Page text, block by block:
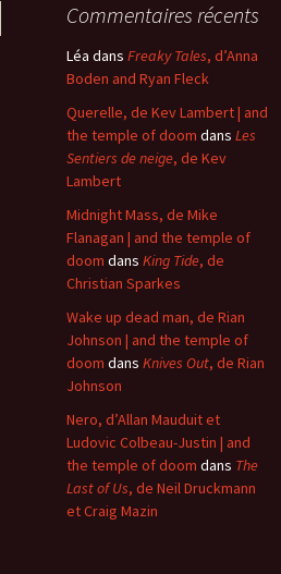
Commentaires récents
Léa dans Freaky Tales, d’Anna
Boden and Ryan Fleck
Querelle, de Kev Lambert | and
the temple of doom dans Les
Sentiers de neige, de Kev
Lambert
Midnight Mass, de Mike
Flanagan | and the temple of
doom dans King Tide, de
Christian Sparkes
Wake up dead man, de Rian
Johnson | and the temple of
doom dans Knives Out, de Rian
Johnson
Nero, d’Allan Mauduit et
Ludovic Colbeau-Justin | and
the temple of doom dans The
Last of Us, de Neil Druckmann
et Craig Mazin